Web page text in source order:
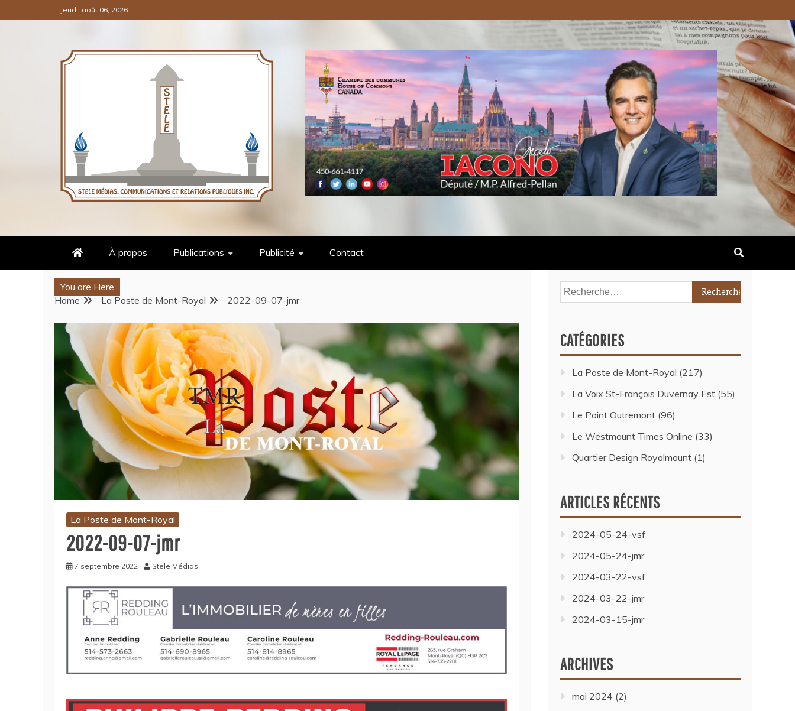
Jeudi, août 06, 2026
À propos Publications Publicité Contact
You are Here
Home
La Poste de Mont-Royal 2022-09-07-jmr
La Poste de Mont-Royal
2022-09-07-jmr
7 septembre 2022 Stele Médias
CATÉGORIES
La Poste de Mont-Royal (217)
La Voix St-François Duvernay Est (55)
Le Point Outremont (96)
Le Westmount Times Online (33)
Quartier Design Royalmount (1)
ARTICLES RÉCENTS
2024-05-24-vsf
2024-05-24-jmr
2024-03-22-vsf
2024-03-22-jmr
2024-03-15-jmr
ARCHIVES
mai 2024 (2)